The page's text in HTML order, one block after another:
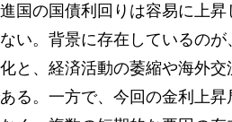
国の国債利回りは容易に上
い。背景に存在しているのが
と、経済活動の萎縮や海外
る。一方で、今回の金利上